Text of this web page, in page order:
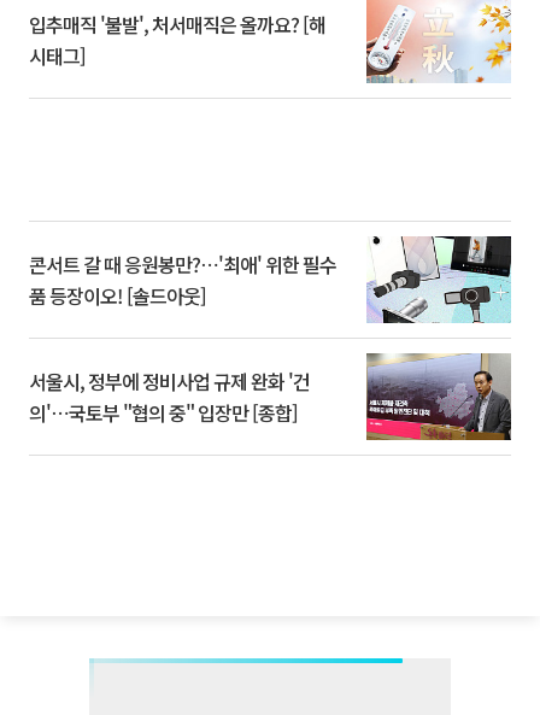
입추매직 '불발', 처서매직은 올까요? [해
시태그]
콘서트 갈 때 응원봉만?⋯'최애' 위한 필수
품 등장이오! [솔드아웃]
서울시, 정부에 정비사업 규제 완화 '건
의'⋯국토부 "협의 중" 입장만 [종합]